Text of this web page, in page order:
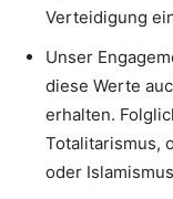
Verteidigung
Unser
diese Werte
erhalten.
Totalitarismus,
oder